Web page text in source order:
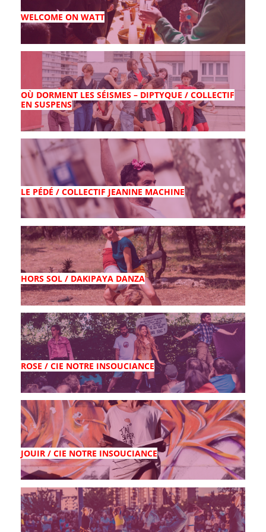
WELCOME ON WATT
OÙ DORMENT LES SÉISMES – DIPTYQUE / COLLECTIF
EN SUSPENS
LE PÉDÉ / COLLECTIF JEANINE MACHINE
HORS SOL / DAKIPAYA DANZA
ROSE / CIE NOTRE INSOUCIANCE
JOUIR / CIE NOTRE INSOUCIANCE